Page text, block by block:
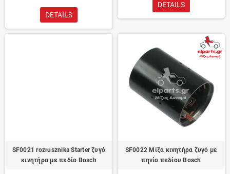
DETAILS
DETAILS
SF0021 rozrusznika Starter ζυγό
κινητήρα με πεδίο Bosch
SF0022 Μίζα κινητήρα ζυγό με
πηνίο πεδίου Bosch